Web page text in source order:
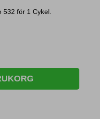
532 för 1 Cykel.